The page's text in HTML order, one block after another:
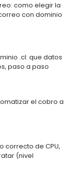
como elegir la
con dominio
.cl: que datos
paso a paso
el cobro a
correcto de CPU,
(nivel